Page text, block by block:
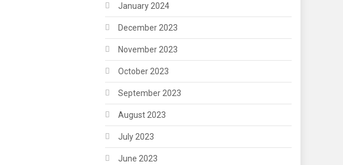
January 2024
December 2023
November 2023
October 2023
September 2023
August 2023
July 2023
June 2023